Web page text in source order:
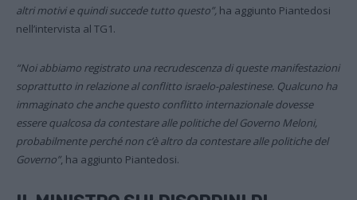
altri motivi e quindi succede tutto questo”, ha aggiunto Piantedosi
nell’intervista al TG1.
“Noi abbiamo registrato una recrudescenza di queste manifestazioni
soprattutto in relazione al conflitto israelo-palestinese. Qualcuno ha
immaginato che anche questo conflitto internazionale dovesse
essere qualcosa da contestare alle politiche del Governo Meloni,
probabilmente perché non c’è altro da contestare alle politiche del
Governo”, ha aggiunto Piantedosi.